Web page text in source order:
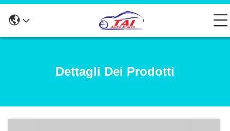
Dettagli Dei Prodotti